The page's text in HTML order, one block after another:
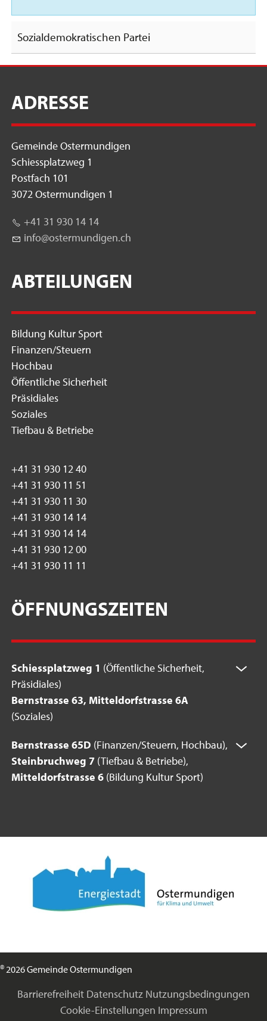
Sozialdemokratischen Partei
ADRESSE
Gemeinde Ostermundigen
Schiessplatzweg 1
Postfach 101
3072 Ostermundigen 1
+41 31 930 14 14
nf
st rm nd g n ch
ABTEILUNGEN
Bildung Kultur Sport
Finanzen/Steuern
Hochbau
Öffentliche Sicherheit
Präsidiales
Soziales
Tiefbau & Betriebe
+41 31 930 12 40
+41 31 930 11 51
+41 31 930 11 30
+41 31 930 14 14
+41 31 930 14 14
+41 31 930 12 00
+41 31 930 11 11
ÖFFNUNGSZEITEN
Schiessplatzweg 1 (Öffentliche Sicherheit,
Präsidiales)
Bernstrasse 63, Mitteldorfstrasse 6A
(Soziales)
Bernstrasse 65D (Finanzen/Steuern, Hochbau),
Steinbruchweg 7 (Tiefbau & Betriebe),
Mitteldorfstrasse 6 (Bildung Kultur Sport)
© 2026 Gemeinde Ostermundigen
Barrierefreiheit Datenschutz Nutzungsbedingungen
Cookie-Einstellungen Impressum